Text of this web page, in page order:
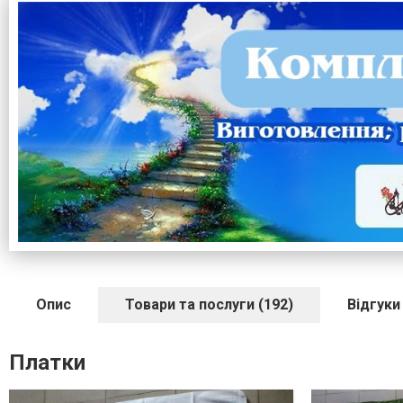
Опис Товари та послуги (192)
Платки